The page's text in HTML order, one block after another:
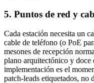
5. Puntos de red y
Cada estación necesita un
cable de teléfono (o PoE
mesones de recepción
plano arquitectónico y doce
implementación es el
patch-leads etiquetados, no